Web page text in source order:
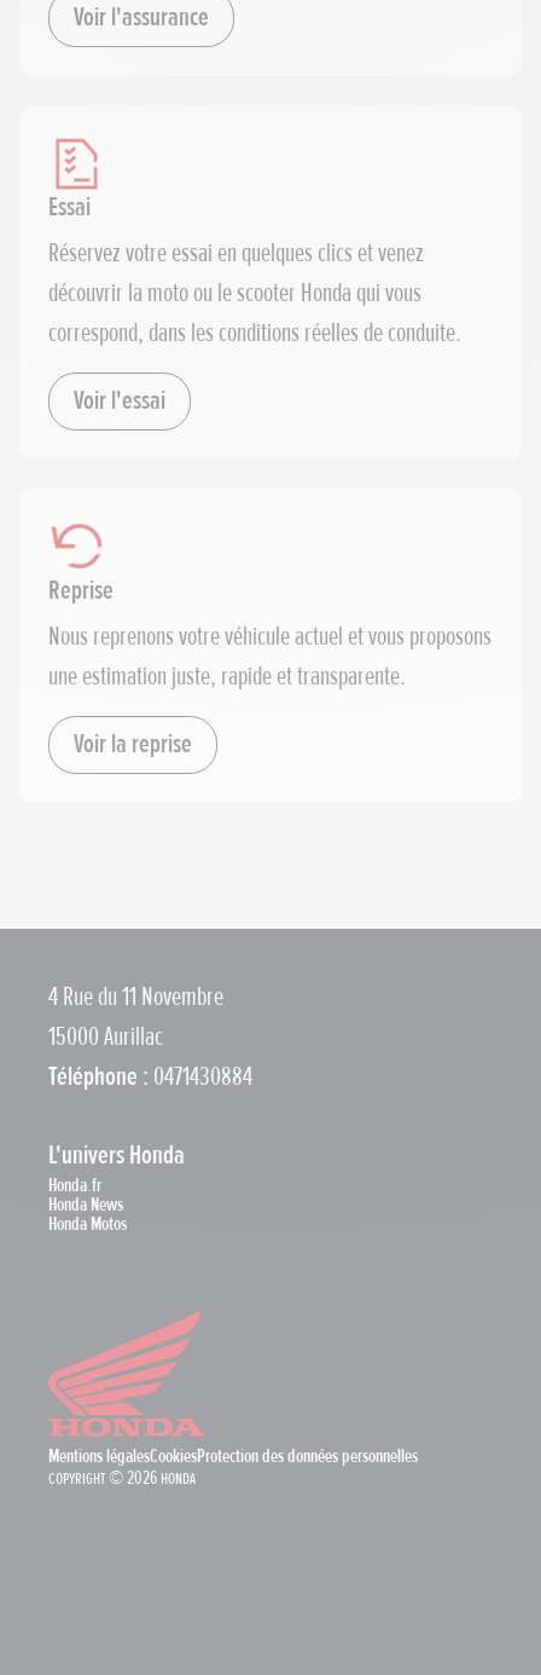
Voir l'assurance
Essai
Réservez votre essai en quelques clics et venez
découvrir la moto ou le scooter Honda qui vous
correspond, dans les conditions réelles de conduite.
Voir l'essai
Reprise
Nous reprenons votre véhicule actuel et vous proposons
une estimation juste, rapide et transparente.
Voir la reprise
4 Rue du 11 Novembre
15000 Aurillac
Téléphone : 0471430884
L'univers Honda
Honda.fr
Honda News
Honda Motos
Mentions légalesCookiesProtection des données personnelles
Copyright © 2026 Honda